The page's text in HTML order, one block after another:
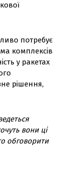
потребує
комплексів
у ракетах
рішення,
вони ці
обговорити